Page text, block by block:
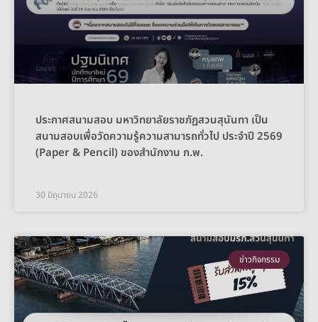
ประกาศสนามสอบ มหาวิทยาลัยราชภัฏสวนสุนันทา เป็น
สนามสอบเพื่อวัดความรู้ความสามารถทั่วไป ประจำปี 2569
(Paper & Pencil) ของสำนักงาน ก.พ.
30 มิถุนายน 2026
ข่าวกิจกรรม